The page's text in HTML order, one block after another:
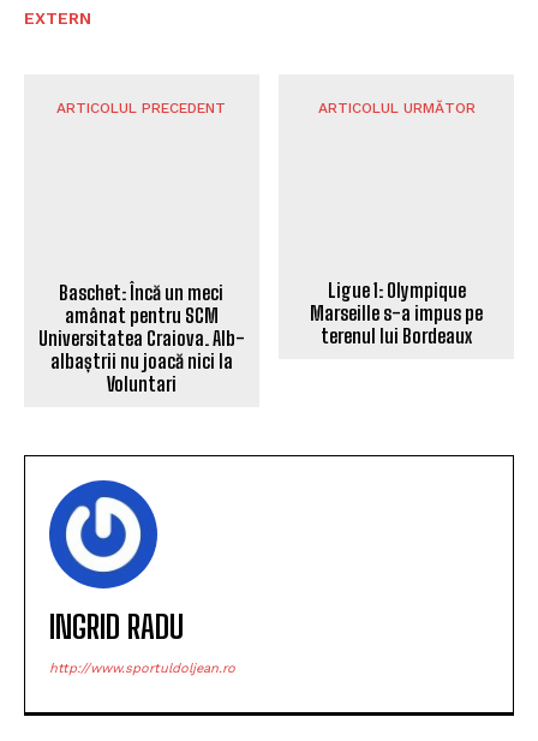
EXTERN
ARTICOLUL PRECEDENT
Baschet: Încă un meci
amânat pentru SCM
Universitatea Craiova. Alb-
albaștrii nu joacă nici la
Voluntari
ARTICOLUL URMĂTOR
terenul lui Bordeaux
INGRID RADU